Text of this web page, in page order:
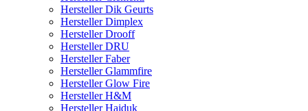
Hersteller Dik Geurts
Hersteller Dimplex
Hersteller Drooff
Hersteller DRU
Hersteller Faber
Hersteller Glammfire
Hersteller Glow Fire
Hersteller H&M
Hersteller Hajduk